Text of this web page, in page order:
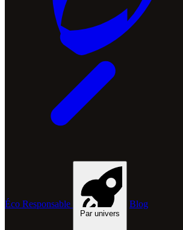
Éco Responsable
Par univers
Blog